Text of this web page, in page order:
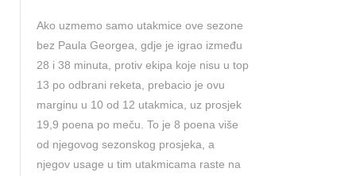
Ako uzmemo samo utakmice ove sezone
bez Paula Georgea, gdje je igrao između
28 i 38 minuta, protiv ekipa koje nisu u top
13 po odbrani reketa, prebacio je ovu
marginu u 10 od 12 utakmica, uz prosjek
19,9 poena po meču. To je 8 poena više
od njegovog sezonskog prosjeka, a
njegov usage u tim utakmicama raste na